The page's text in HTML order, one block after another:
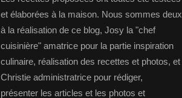
et élaborées à la maison. Nous sommes deux
à la réalisation de ce blog, Josy la "chef
cuisinière" amatrice pour la partie inspiration
culinaire, réalisation des recettes et photos, et
Christie administratrice pour rédiger,
présenter les articles et les photos et